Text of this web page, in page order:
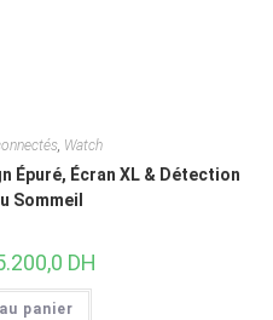
, Watch
Épuré, Écran XL & Détection
Sommeil
DH
panier